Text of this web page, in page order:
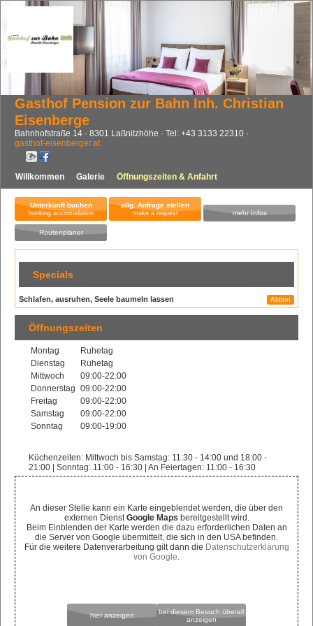
Gasthof Pension zur Bahn Inh. Christian
Eisenberge
Bahnhofstraße 14 8301 Laßnitzhöhe Tel: +43 3133 22310
gasthof-eisenberger.at
Willkommen Galerie Öffnungszeiten & Anfahrt
Unterkunft buchen
booking accomodation
allg. Anfrage stellen
make a request mehr Infos
Routenplaner
Specials
Aktion
Schlafen, ausruhen, Seele baumeln lassen
Öffnungszeiten
Montag
Ruhetag
Dienstag
Ruhetag
Mittwoch
09:00-22:00
Donnerstag 09:00-22:00
Freitag
09:00-22:00
Samstag
09:00-22:00
Sonntag
09:00-19:00
Küchenzeiten: Mittwoch bis Samstag: 11:30 - 14:00 und 18:00 -
21:00 | Sonntag: 11:00 - 16:30 | An Feiertagen: 11:00 - 16:30
An dieser Stelle kann ein Karte eingeblendet werden, die über den
externen Dienst Google Maps bereitgestellt wird.
Beim Einblenden der Karte werden die dazu erforderlichen Daten an
die Server von Google übermittelt, die sich in den USA befinden.
Für die weitere Datenverarbeitung gilt dann die Datenschutzerklärung
von Google
hier anzeigen
bei diesem Besuch überall
anzeigen